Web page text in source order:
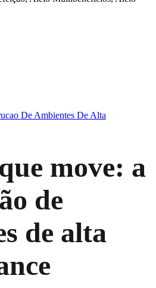
De Ambientes De Alta
move: a
de
de alta